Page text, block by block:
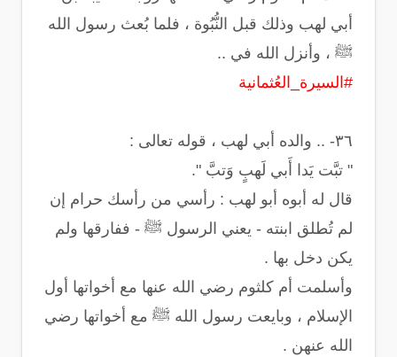
أبي لهب وذلك قبل النُّبُوة ، فلما بُعث رسول الله
ﷺ ، وأنزل الله في ..
#السيرة_العُثمانية
‏" تبَّت يَدا أَبي لَهبٍ وَتبَّ ".
‏قال له أبوه أبو لهب : رأسي من رأسك حرام إن
لم تُطلق ابنته - يعني الرسول ﷺ - ففارقها ولم
يكن دخل بها .
وأسلمت أم كلثوم رضي الله عنها مع أخواتها أول
الإسلام ، وبايعت رسول الله ﷺ مع أخواتها رضي
الله عنهن .